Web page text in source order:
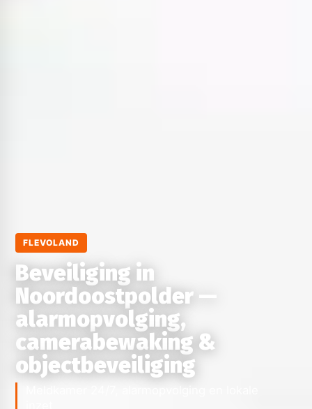
FLEVOLAND
Beveiliging in
Noordoostpolder —
alarmopvolging,
camerabewaking &
objectbeveiliging